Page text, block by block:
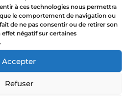
à ces technologies nous permettra
le comportement de navigation ou
de ne pas consentir ou de retirer son
négatif sur certaines
Accepter
Refuser